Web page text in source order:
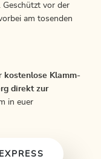
Geschützt vor der
am tosenden
kostenlose Klamm-
direkt zur
in euer